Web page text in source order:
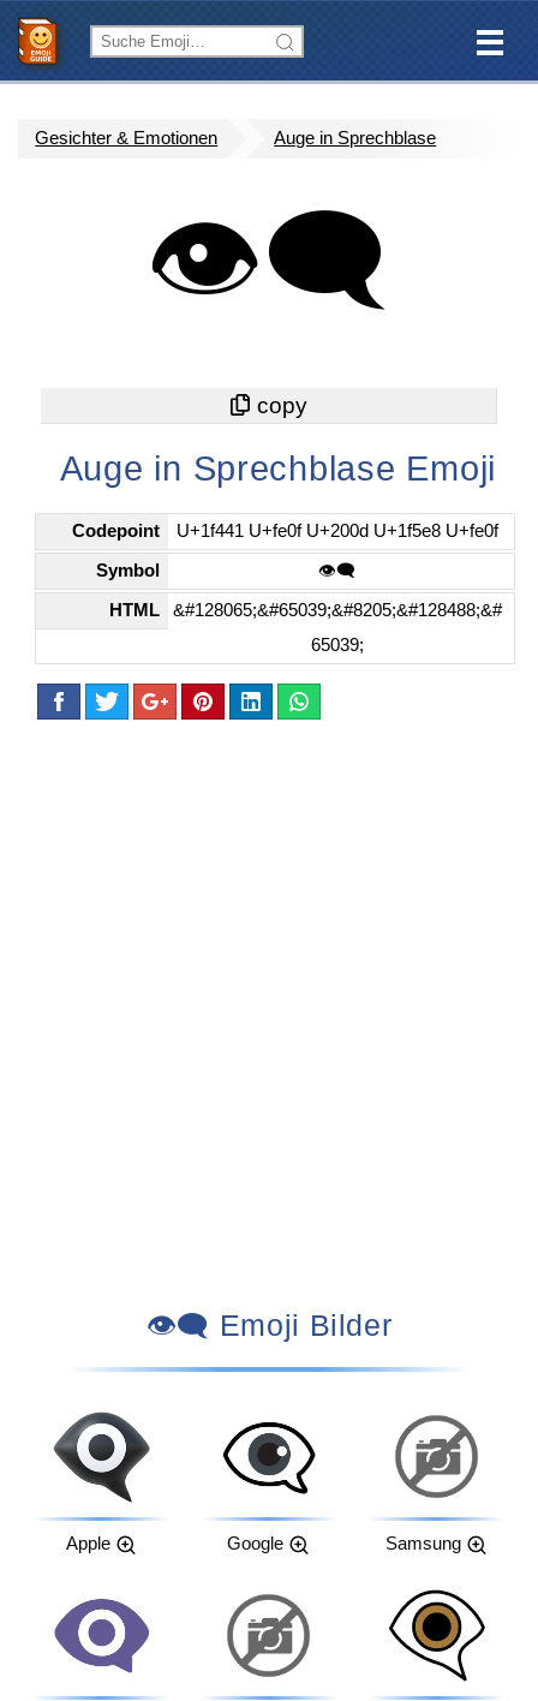
Gesichter & Emotionen Auge in Sprechblase
👁️‍🗨️
Auge in Sprechblase Emoji
Codepoint U+1f441 U+fe0f U+200d U+1f5e8 U+fe0f
Symbol 👁️‍🗨️
HTML
&#128065;&#65039;&#8205;&#128488;&#
65039;
👁️‍🗨️ Emoji Bilder
Apple Google Samsung